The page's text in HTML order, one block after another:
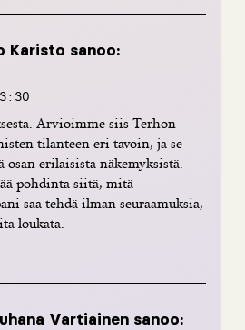
Karisto sanoo:
Arvioimme siis Terhon
tilanteen eri tavoin, ja se
osan erilaisista näkemyksistä.
pohdinta siitä, mitä
saa tehdä ilman seuraamuksia,
loukata.
Vartiainen sanoo: